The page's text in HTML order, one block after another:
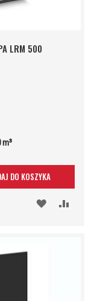
LRM 500
m³
DO KOSZYKA
DODAJ